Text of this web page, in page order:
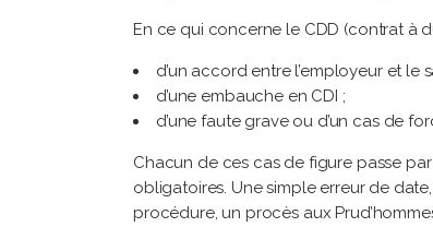
En ce qui concerne le CDD (contrat à
d’un accord entre l’employeur et le
d’une embauche en CDI ;
d’une faute grave ou d’un cas de
Chacun de ces cas de figure passe
obligatoires. Une simple erreur de
procédure, un procès aux